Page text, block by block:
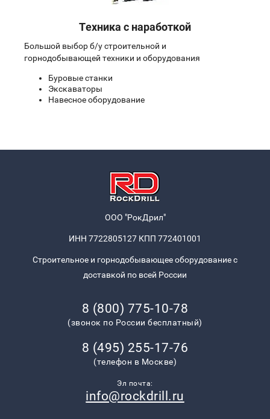
Техника с наработкой
Большой выбор б/у строительной и
горнодобывающей техники и оборудования
Буровые станки
Экскаваторы
Навесное оборудование
ООО "РокДрил"
ИНН 7722805127 КПП 772401001
Строительное и горнодобывающее оборудование с
доставкой по всей России
(звонок по России бесплатный)
8 (800) 775-10-78
(телефон в Москве)
8 (495) 255-17-76
Эл почта:
info@rockdrill.ru